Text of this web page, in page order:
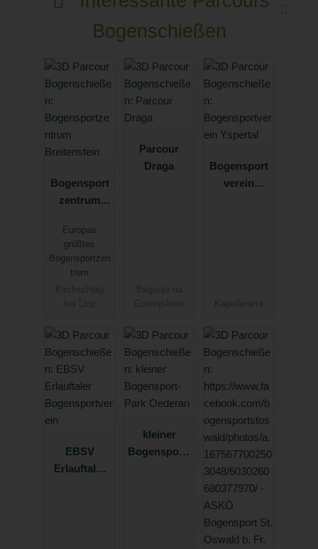
Bogenschießen
Bogensport
zentrum
Europas
größtes
Bogensportzen
trum
Parcour
Draga
Bogensport
verein
EBSV
Erlauftaler
kleiner
Bogensport-